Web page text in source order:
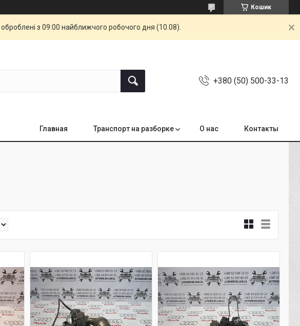
Кошик
з 09:00 найближчого робочого дня (10.08).
+380 (50) 500-33-13
Главная Транспорт на разборке О нас Контакты